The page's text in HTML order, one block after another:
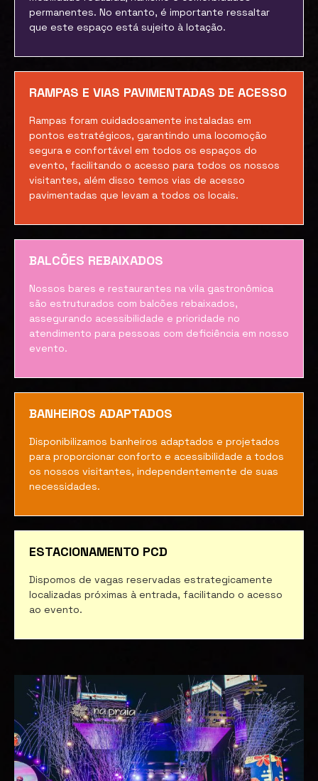
permanentes. No entanto, é importante ressaltar
que este espaço está sujeito à lotação.
RAMPAS E VIAS PAVIMENTADAS DE ACESSO
Rampas foram cuidadosamente instaladas em
pontos estratégicos, garantindo uma locomoção
segura e confortável em todos os espaços do
evento, facilitando o acesso para todos os nossos
visitantes, além disso temos vias de acesso
pavimentadas que levam a todos os locais.
BALCÕES REBAIXADOS
Nossos bares e restaurantes na vila gastronômica
são estruturados com balcões rebaixados,
assegurando acessibilidade e prioridade no
atendimento para pessoas com deficiência em nosso
evento.
BANHEIROS ADAPTADOS
Disponibilizamos banheiros adaptados e projetados
para proporcionar conforto e acessibilidade a todos
os nossos visitantes, independentemente de suas
necessidades.
ESTACIONAMENTO PCD
Dispomos de vagas reservadas estrategicamente
localizadas próximas à entrada, facilitando o acesso
ao evento.